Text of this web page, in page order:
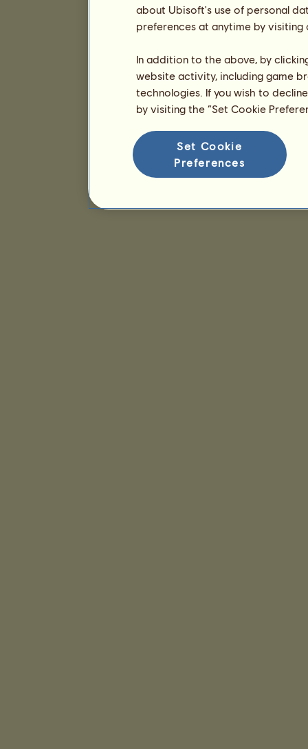
about Ubisoft's use of personal
preferences at anytime by
In addition to the above, by
website activity, including game
technologies. If you wish to
by visiting the “Set Cookie
Set Cookie
Preferences